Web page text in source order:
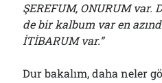
ŞEREFUM, ONURUM
de bir kalbum var en
İTİBARUM var.”
Dur bakalım, daha neler